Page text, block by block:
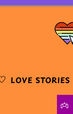
LOVE STORIES